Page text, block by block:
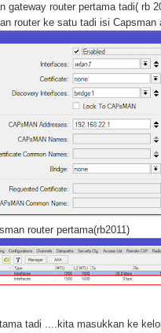
gateway router pertama tadi( rb
router ke satu tadi isi Capsman
router pertama(rb2011)
tadi ....kita masukkan ke